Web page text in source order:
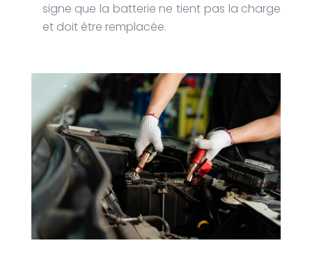
signe que la batterie ne tient pas la charge
et doit être remplacée.